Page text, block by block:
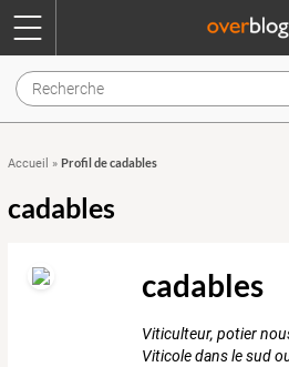
Accueil » Profil de cadables
cadables
cadables
Viticulteur, potier
Viticole dans le sud